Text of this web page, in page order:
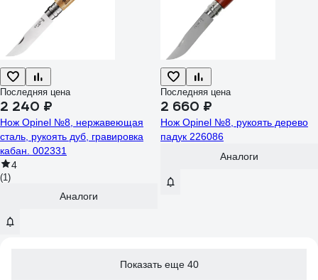
Последняя цена
2 240 ₽
Нож Opinel №8, нержавеющая
сталь, рукоять дуб, гравировка
кабан. 002331
4
(1)
Аналоги
Последняя цена
2 660 ₽
Нож Opinel №8, рукоять дерево
падук 226086
Аналоги
Показать еще 40